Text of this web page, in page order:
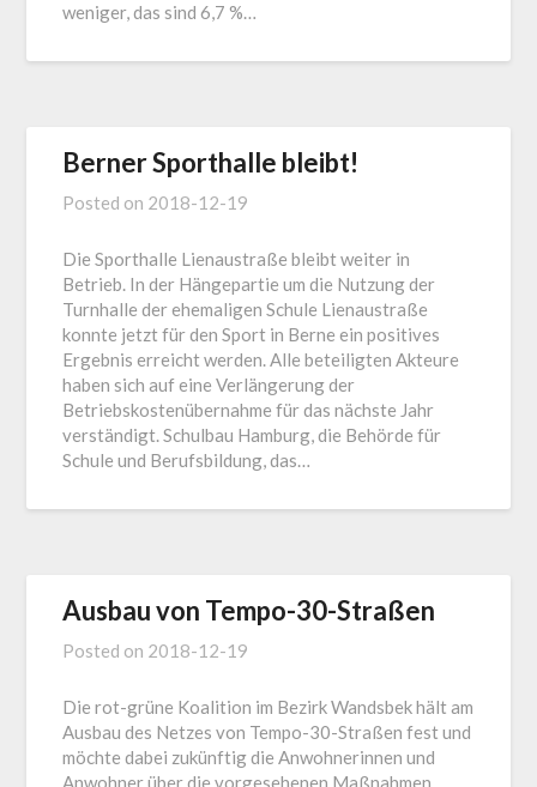
weniger, das sind 6,7 %…
Berner Sporthalle bleibt!
Posted on 2018-12-19
Die Sporthalle Lienaustraße bleibt weiter in
Betrieb. In der Hängepartie um die Nutzung der
Turnhalle der ehemaligen Schule Lienaustraße
konnte jetzt für den Sport in Berne ein positives
Ergebnis erreicht werden. Alle beteiligten Akteure
haben sich auf eine Verlängerung der
Betriebskostenübernahme für das nächste Jahr
verständigt. Schulbau Hamburg, die Behörde für
Schule und Berufsbildung, das…
Ausbau von Tempo-30-Straßen
Posted on 2018-12-19
Die rot-grüne Koalition im Bezirk Wandsbek hält am
Ausbau des Netzes von Tempo-30-Straßen fest und
möchte dabei zukünftig die Anwohnerinnen und
Anwohner über die vorgesehenen Maßnahmen